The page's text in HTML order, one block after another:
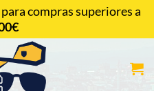
compras superiores a
€